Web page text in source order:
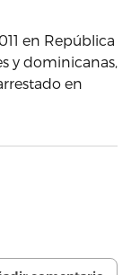
en República
y dominicanas,
en